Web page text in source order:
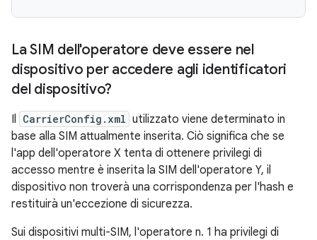
La SIM dell'operatore deve essere nel
dispositivo per accedere agli identificatori
del dispositivo?
Il CarrierConfig.xml utilizzato viene determinato in
base alla SIM attualmente inserita. Ciò significa che se
l'app dell'operatore X tenta di ottenere privilegi di
accesso mentre è inserita la SIM dell'operatore Y, il
dispositivo non troverà una corrispondenza per l'hash e
restituirà un'eccezione di sicurezza.
Sui dispositivi multi-SIM, l'operatore n. 1 ha privilegi di